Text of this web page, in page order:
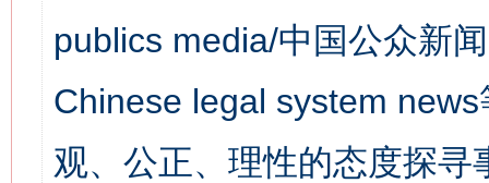
publics media/中国公众新
Chinese legal system
观、公正、理性的态度探寻